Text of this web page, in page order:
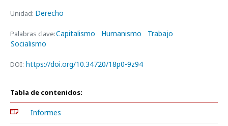
Unidad: Derecho
Palabras clave:Capitalismo Humanismo
Trabajo
Socialismo
DOI: https://doi.org/10.34720/18p0-9z94
Tabla de contenidos:
Informes